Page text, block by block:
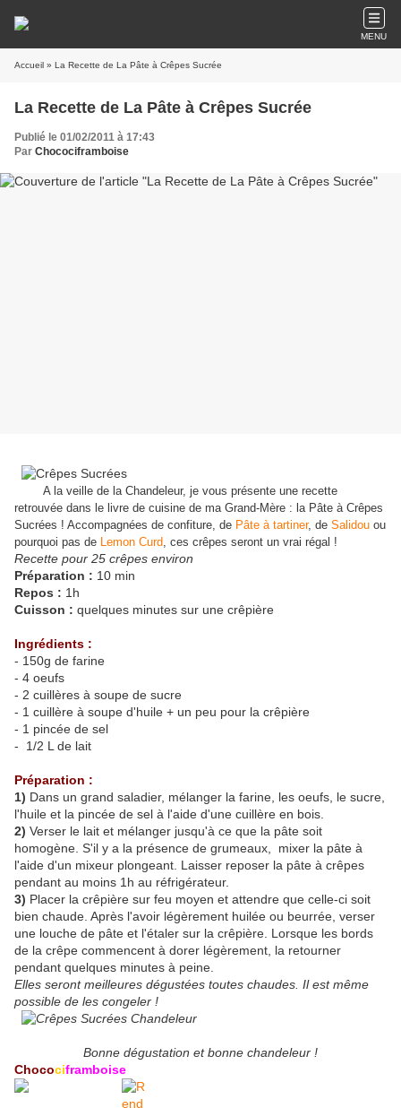
MENU
Accueil » La Recette de La Pâte à Crêpes Sucrée
La Recette de La Pâte à Crêpes Sucrée
Publié le 01/02/2011 à 17:43
Par Chocociframboise
A la veille de la Chandeleur, je vous présente une recette
retrouvée dans le livre de cuisine de ma Grand-Mère : la Pâte à Crêpes
Sucrées ! Accompagnées de confiture, de Pâte à tartiner, de Salidou ou
pourquoi pas de Lemon Curd, ces crêpes seront un vrai régal !
Recette pour 25 crêpes environ
Préparation : 10 min
Repos : 1h
Cuisson : quelques minutes sur une crêpière
Ingrédients :
- 150g de farine
- 4 oeufs
- 2 cuillères à soupe de sucre
- 1 cuillère à soupe d'huile + un peu pour la crêpière
- 1 pincée de sel
- 1/2 L de lait
Préparation :
1) Dans un grand saladier, mélanger la farine, les oeufs, le sucre,
l'huile et la pincée de sel à l'aide d'une cuillère en bois.
2) Verser le lait et mélanger jusqu'à ce que la pâte soit
homogène. S'il y a la présence de grumeaux, mixer la pâte à
l'aide d'un mixeur plongeant. Laisser reposer la pâte à crêpes
pendant au moins 1h au réfrigérateur.
3) Placer la crêpière sur feu moyen et attendre que celle-ci soit
bien chaude. Après l'avoir légèrement huilée ou beurrée, verser
une louche de pâte et l'étaler sur la crêpière. Lorsque les bords
de la crêpe commencent à dorer légèrement, la retourner
pendant quelques minutes à peine.
Elles seront meilleures dégustées toutes chaudes. Il est même
possible de les congeler !
Bonne dégustation et bonne chandeleur !
Chocociframboise